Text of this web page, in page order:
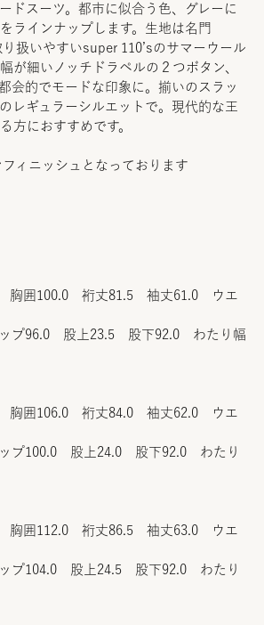
ドスーツ。都市に似合う色、グレーに
ラインナップします。生地は名門
扱いやすいsuper 110’sのサマーウール
が細いノッチドラペルの２つボタン、
会的でモードな印象に。揃いのスラッ
レギュラーシルエットで。現代的な王
方におすすめです。
ィニッシュとなっております
胸囲100.0 裄丈81.5 袖丈61.0 ウエ
プ96.0 股上23.5 股下92.0 わたり幅
胸囲106.0 裄丈84.0 袖丈62.0 ウエ
プ100.0 股上24.0 股下92.0 わたり
胸囲112.0 裄丈86.5 袖丈63.0 ウエ
プ104.0 股上24.5 股下92.0 わたり